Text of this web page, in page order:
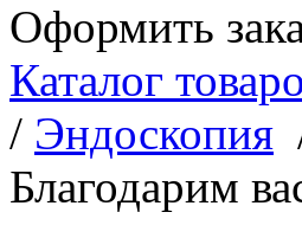
Оформить
Каталог
/ Эндоскопия
Благодарим